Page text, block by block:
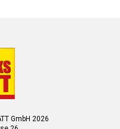
GmbH 2026